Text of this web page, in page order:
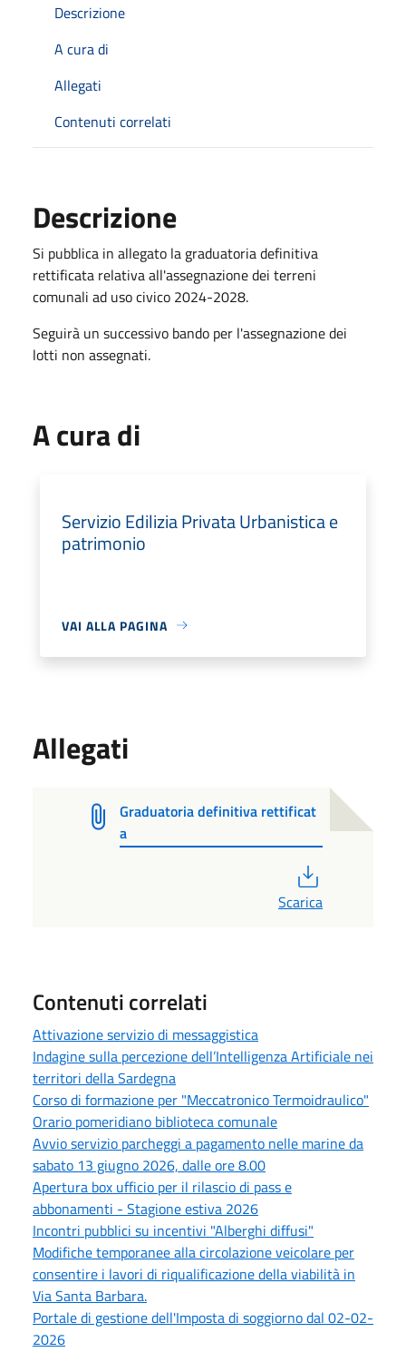
Descrizione
A cura di
Allegati
Contenuti correlati
Descrizione
Si pubblica in allegato la graduatoria definitiva
rettificata relativa all'assegnazione dei terreni
comunali ad uso civico 2024-2028.
Seguirà un successivo bando per l'assegnazione dei
lotti non assegnati.
A cura di
Servizio Edilizia Privata Urbanistica e
patrimonio
VAI ALLA PAGINA
Allegati
Graduatoria definitiva rettificat
a
Scarica
Contenuti correlati
Attivazione servizio di messaggistica
Indagine sulla percezione dell’Intelligenza Artificiale nei
territori della Sardegna
Corso di formazione per "Meccatronico Termoidraulico"
Orario pomeridiano biblioteca comunale
Avvio servizio parcheggi a pagamento nelle marine da
sabato 13 giugno 2026, dalle ore 8.00
Apertura box ufficio per il rilascio di pass e
abbonamenti - Stagione estiva 2026
Incontri pubblici su incentivi "Alberghi diffusi"
Modifiche temporanee alla circolazione veicolare per
consentire i lavori di riqualificazione della viabilità in
Via Santa Barbara.
Portale di gestione dell'Imposta di soggiorno dal 02-02-
2026